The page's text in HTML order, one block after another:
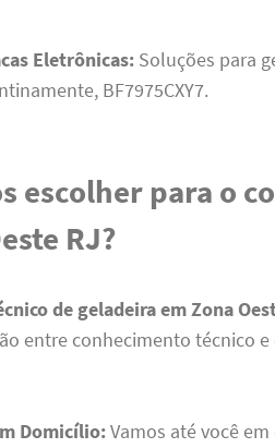
Eletrônicas:Soluções para
BF7975CXY7.
escolher para o
RJ?
de geladeira em Zona
entre conhecimento técnico
Domicílio:Vamos até você